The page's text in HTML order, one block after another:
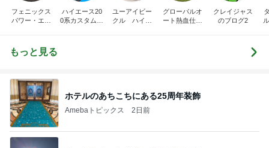
フェニックス
パワー・エチ
ハイエース20
0系カスタム車
ユーアイビー
クル ハイエ
グローバルオ
ート熱血仕入
クレイジャス
のブログ2
もっと見る
ホテルのあちこちにある25周年装飾
Amebaトピックス 2日前